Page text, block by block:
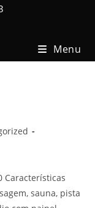
Menu
Características
sauna, pista